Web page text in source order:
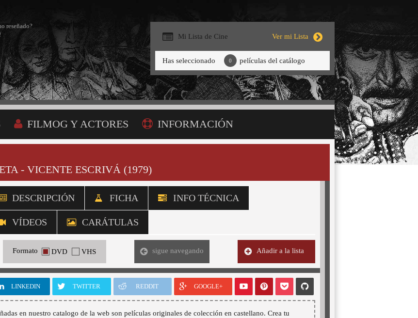
reseñado?
Mi Lista de Cine Ver mi Lista
Has seleccionado 0 películas del catálogo
FILMOG Y ACTORES INFORMACIÓN
- VICENTE ESCRIVÁ (1979)
DESCRIPCIÓN FICHA INFO TÉCNICA
VÍDEOS CARÁTULAS
Formato DVD VHS sigue navegando Añadir a la lista
LINKEDIN TWITTER REDDIT GOOGLE+
en nuestro catalogo de la web son películas originales de colección en castellano. Crea tu